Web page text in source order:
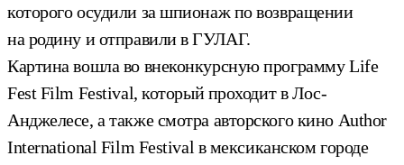
которого осудили за шпионаж по возвращении
на родину и отправили в ГУЛАГ.
Картина вошла во внеконкурсную программу Life
Fest Film Festival, который проходит в Лос-
Анджелесе, а также смотра авторского кино Author
International Film Festival в мексиканском городе